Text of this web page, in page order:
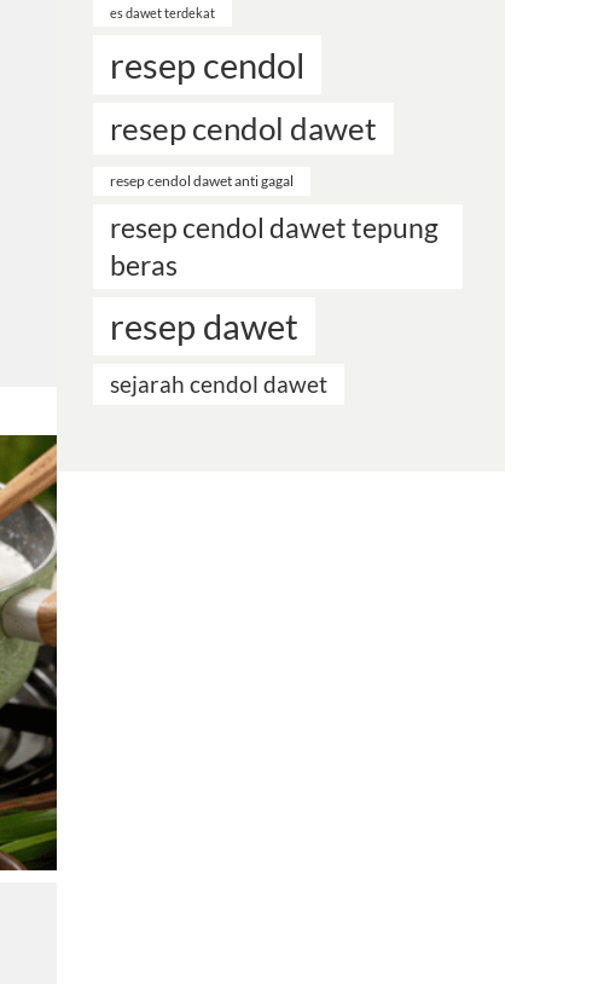
es dawet terdekat
resep cendol
resep cendol dawet
resep cendol dawet anti gagal
resep cendol dawet tepung
beras
resep dawet
sejarah cendol dawet